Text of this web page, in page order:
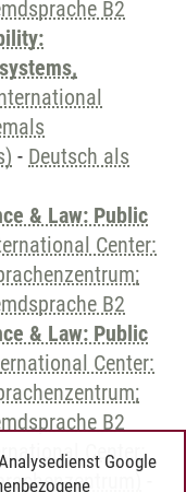
B2
- Deutsch als
& Law: Public
Center:
B2
& Law: Public
Center:
B2
Center:
Google